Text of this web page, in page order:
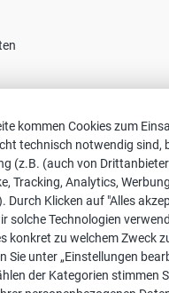
kommen Cookies zum
technisch notwendig sind,
(z.B. (auch von
Tracking, Analytics,
Durch Klicken auf "Alles
solche Technologien
konkret zu welchem Zweck
Sie unter „Einstellungen
der Kategorien stimmen